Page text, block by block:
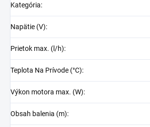
Kategória:
Napätie (V):
Prietok max. (l/h):
Teplota Na Prívode (°C):
Výkon motora max. (W):
Obsah balenia (m):